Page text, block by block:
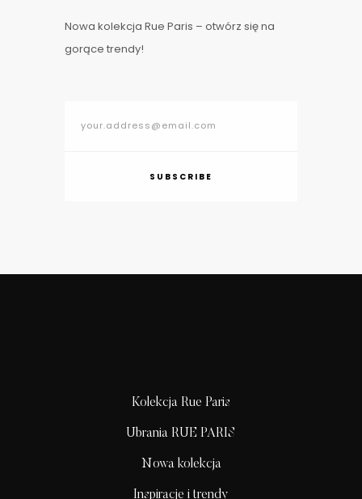
Nowa kolekcja Rue Paris – otwórz się na
gorące trendy!
SUBSCRIBE
Kolekcja Rue Paris
Ubrania RUE PARIS
Nowa kolekcja
Inspiracje i trendy